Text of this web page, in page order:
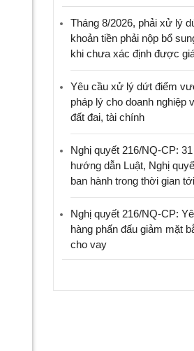
Tháng 8/2026, phải xử lý
khoản tiền phải nộp bổ
khi chưa xác định được
Yêu cầu xử lý dứt điểm
pháp lý cho doanh nghiệp
đất đai, tài chính
Nghị quyết 216/NQ-CP:
hướng dẫn Luật, Nghị
ban hành trong thời gian tới
Nghị quyết 216/NQ-CP:
hàng phấn đấu giảm mặt
cho vay